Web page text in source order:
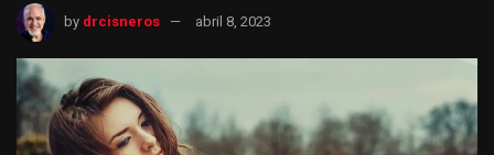
by drcisneros abril 8, 2023